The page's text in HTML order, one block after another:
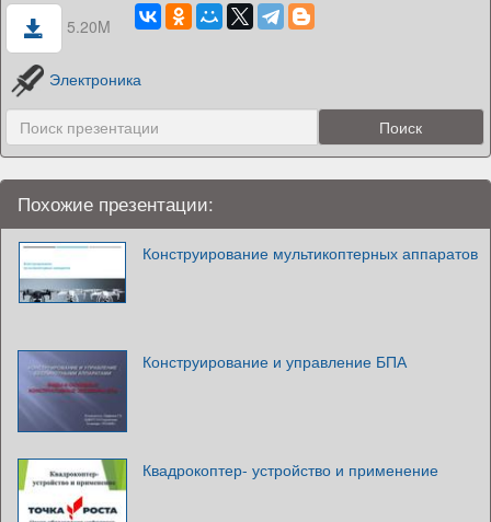
5.20M
Электроника
Похожие презентации:
Конструирование мультикоптерных аппаратов
Конструирование и управление БПА
Квадрокоптер- устройство и применение